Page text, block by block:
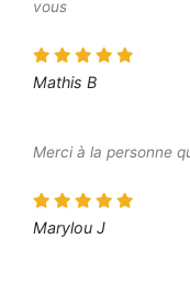
vous
Mathis B
Merci à la personne
Marylou J